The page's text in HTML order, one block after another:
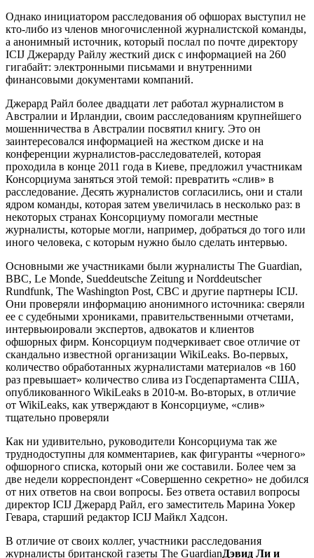
Однако инициатором расследования об офшорах выступил не
кто-либо из членов многочисленной журналистской команды,
а анонимный источник, который послал по почте директору
ICIJ Джерарду Райлу жесткий диск с информацией на 260
гигабайт: электронными письмами и внутренними
финансовыми документами компаний.
Джерард Райл более двадцати лет работал журналистом в
Австралии и Ирландии, своим расследованиям крупнейшего
мошенничества в Австралии посвятил книгу. Это он
заинтересовался информацией на жестком диске и на
конференции журналистов-расследователей, которая
проходила в конце 2011 года в Киеве, предложил участникам
Консорциума заняться этой темой: превратить «слив» в
расследование. Десять журналистов согласились, они и стали
ядром команды, которая затем увеличилась в несколько раз: в
некоторых странах Консорциуму помогали местные
журналисты, которые могли, например, добраться до того или
иного человека, с которым нужно было сделать интервью.
Основными же участниками были журналисты The Guardian,
BBC, Le Monde, Sueddeutsche Zeitung и Norddeutscher
Rundfunk, The Washington Post, CBC и другие партнеры ICIJ.
Они проверяли информацию анонимного источника: сверяли
ее с судебными хрониками, правительственными отчетами,
интервьюировали экспертов, адвокатов и клиентов
офшорных фирм. Консорциум подчеркивает свое отличие от
скандально известной организации WikiLeaks. Во-первых,
количество обработанных журналистами материалов «в 160
раз превышает» количество слива из Госдепартамента США,
опубликованного WikiLeaks в 2010-м. Во-вторых, в отличие
от WikiLeaks, как утверждают в Консорциуме, «слив»
тщательно проверяли
Как ни удивительно, руководители Консорциума так же
труднодоступны для комментариев, как фигуранты «черного»
офшорного списка, который они же составили. Более чем за
две недели корреспондент «Совершенно секретно» не добился
от них ответов на свои вопросы. Без ответа оставил вопросы
директор ICIJ Джерард Райл, его заместитель Марина Уокер
Гевара, старший редактор ICIJ Майкл Хадсон.
В отличие от своих коллег, участники расследования
журналисты британской газеты The GuardianДэвид Ли и